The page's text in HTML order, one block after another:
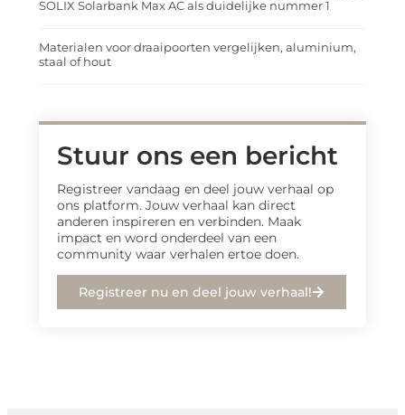
SOLIX Solarbank Max AC als duidelijke nummer 1
Materialen voor draaipoorten vergelijken, aluminium,
staal of hout
Stuur ons een bericht
Registreer vandaag en deel jouw verhaal op
ons platform. Jouw verhaal kan direct
anderen inspireren en verbinden. Maak
impact en word onderdeel van een
community waar verhalen ertoe doen.
Registreer nu en deel jouw verhaal!